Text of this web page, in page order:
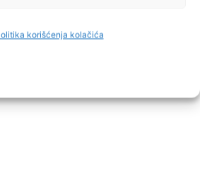
korišćenja kolačića